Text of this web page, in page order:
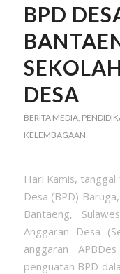
BPD
DESA
BERITA MEDIA,
KELEMBAGAAN
Hari Kamis,
Desa (BPD)
Bantaeng,
Anggaran Desa
anggaran
penguatan BPD